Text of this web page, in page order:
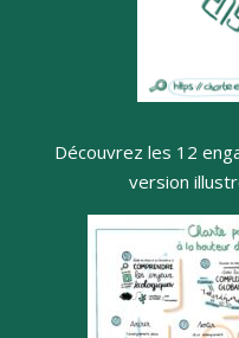
Découvrez les 12
version